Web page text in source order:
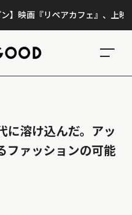
リペアカフェ』、上映300回の
に溶け込んだ。アッ
ファッションの可能